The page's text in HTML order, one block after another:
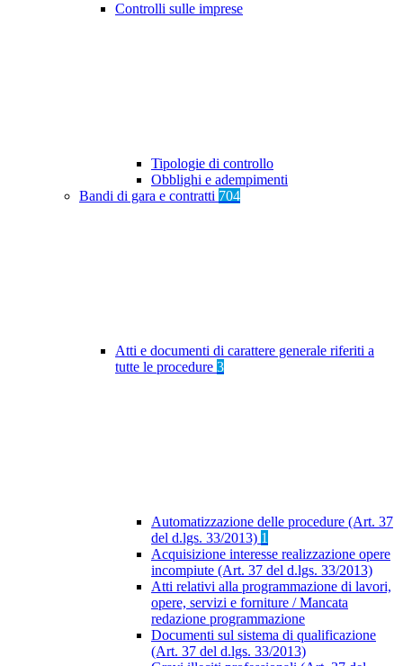
Controlli sulle imprese
Tipologie di controllo
Obblighi e adempimenti
Bandi di gara e contratti 704
Atti e documenti di carattere generale riferiti a
tutte le procedure 3
Automatizzazione delle procedure (Art. 37
del d.lgs. 33/2013) 1
Acquisizione interesse realizzazione opere
incompiute (Art. 37 del d.lgs. 33/2013)
Atti relativi alla programmazione di lavori,
opere, servizi e forniture / Mancata
redazione programmazione
Documenti sul sistema di qualificazione
(Art. 37 del d.lgs. 33/2013)